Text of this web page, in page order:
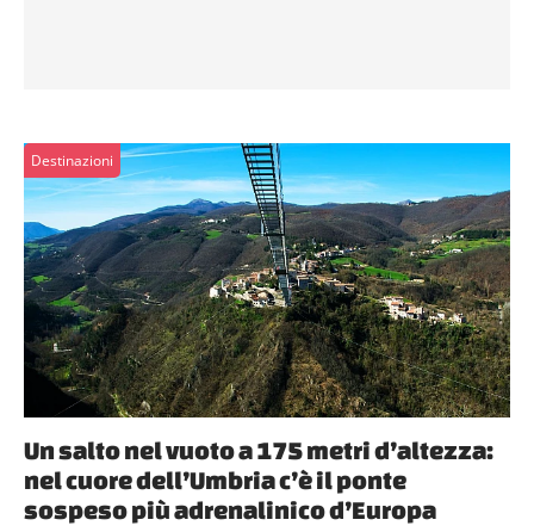
Destinazioni
Un salto nel vuoto a 175 metri d’altezza:
nel cuore dell’Umbria c’è il ponte
sospeso più adrenalinico d’Europa